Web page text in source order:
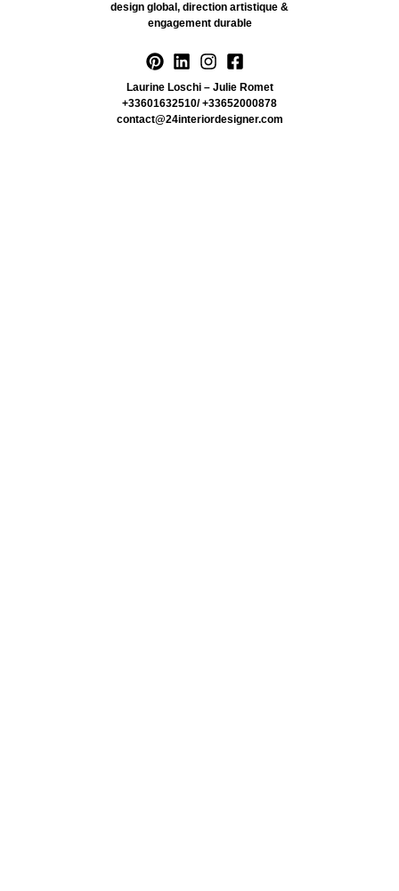
design global, direction artistique &
engagement durable
Laurine Loschi – Julie Romet
+33601632510/ +33652000878
contact@24interiordesigner.com